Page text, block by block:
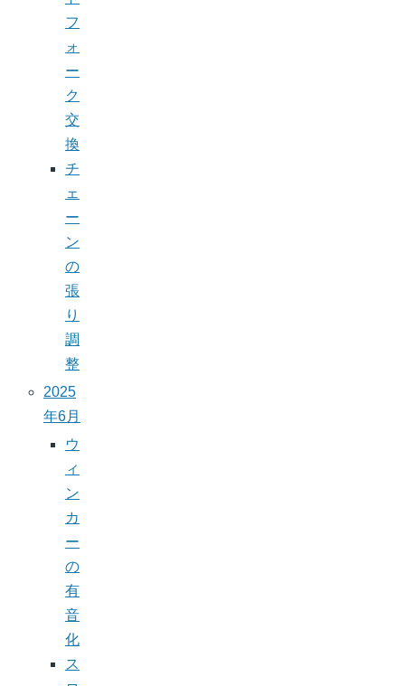
フ
ォ
ー
ク
交
換
チ
ェ
ー
ン
の
張
り
調
整
2025
年6月
ウ
ィ
ン
カ
ー
の
有
音
化
ス